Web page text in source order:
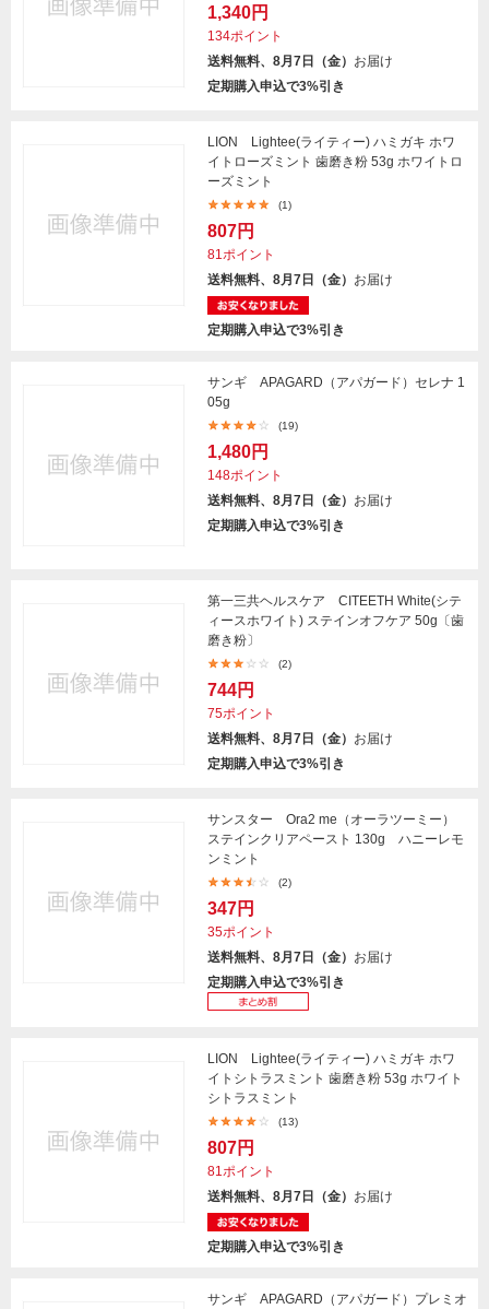
1,340円
134ポイント
送料無料、8月7日（金） お届け
定期購入申込で3%引き
LION Lightee(ライティー) ハミガキ ホワ
イトローズミント 歯磨き粉 53g ホワイトロ
ーズミント
(1)
807円
81ポイント
送料無料、8月7日（金） お届け
定期購入申込で3%引き
サンギ APAGARD（アパガード）セレナ 1
05g
(19)
1,480円
148ポイント
送料無料、8月7日（金） お届け
定期購入申込で3%引き
第一三共ヘルスケア CITEETH White(シテ
ィースホワイト) ステインオフケア 50g〔歯
磨き粉〕
(2)
744円
75ポイント
送料無料、8月7日（金） お届け
定期購入申込で3%引き
サンスター Ora2 me（オーラツーミー）
ステインクリアペースト 130g ハニーレモ
ンミント
(2)
347円
35ポイント
送料無料、8月7日（金） お届け
定期購入申込で3%引き
LION Lightee(ライティー) ハミガキ ホワ
イトシトラスミント 歯磨き粉 53g ホワイト
シトラスミント
(13)
807円
81ポイント
送料無料、8月7日（金） お届け
定期購入申込で3%引き
サンギ APAGARD（アパガード）プレミオ